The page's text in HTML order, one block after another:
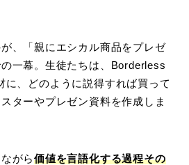
、「親にエシカル商品をプレゼ
一幕。生徒たちは、Borderless
、どのように説得すれば買って
ターやプレゼン資料を作成しま
ながら価値を言語化する過程その